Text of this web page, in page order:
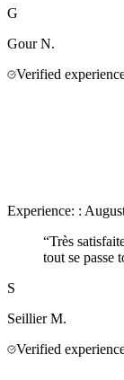
G
Gour N.
Verified
Experience: :
“Très
tout se passe
S
Seillier M.
Verified